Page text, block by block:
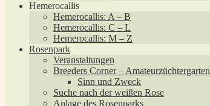
Hemerocallis
Hemerocallis: A – B
Hemerocallis: C – L
Hemerocallis: M – Z
Rosenpark
Veranstaltungen
Breeders Corner – Amateurzüchtergarten
Sinn und Zweck
Suche nach der weißen Rose
Anlage des Rosenparks